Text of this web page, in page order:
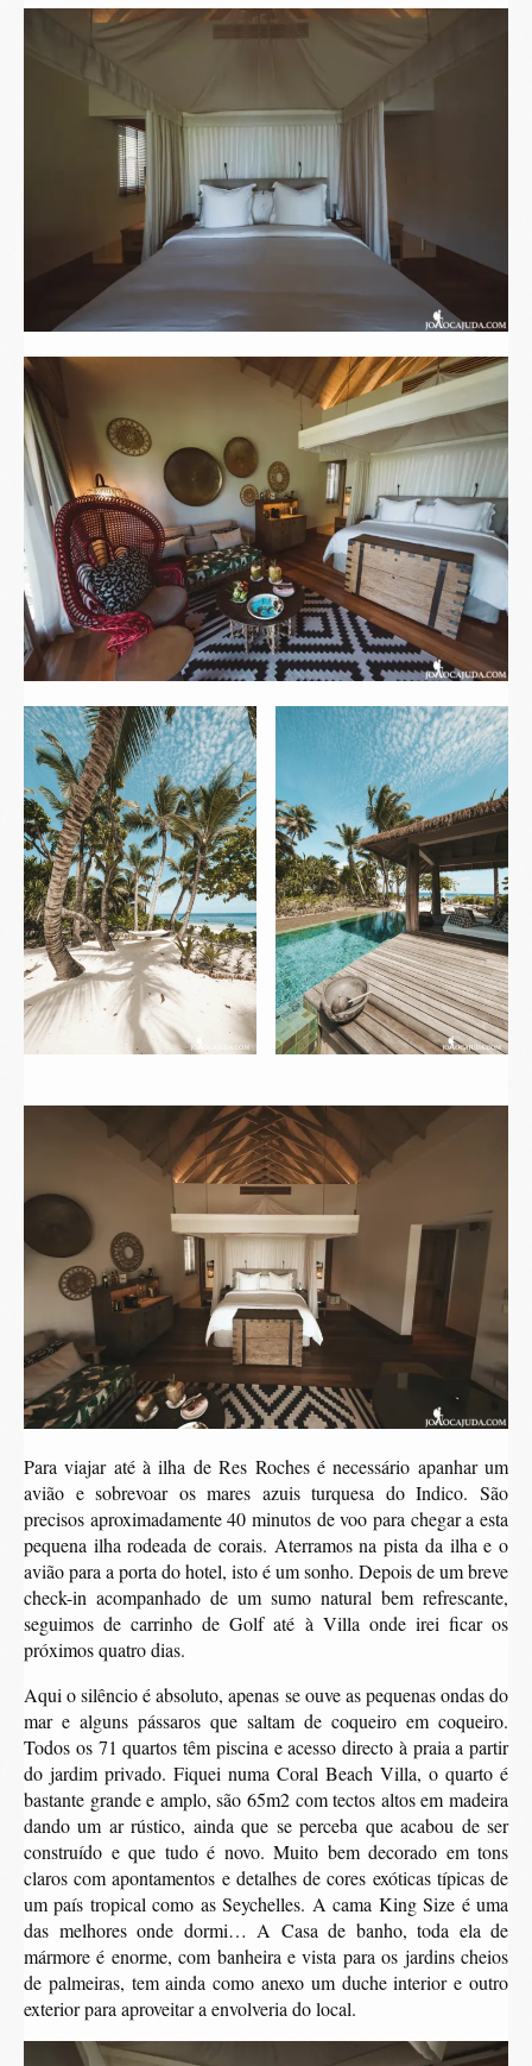
Para viajar até à ilha de Res Roches é necessário apanhar um
avião e sobrevoar os mares azuis turquesa do Indico. São
precisos aproximadamente 40 minutos de voo para chegar a esta
pequena ilha rodeada de corais. Aterramos na pista da ilha e o
avião para a porta do hotel, isto é um sonho. Depois de um breve
check-in acompanhado de um sumo natural bem refrescante,
seguimos de carrinho de Golf até à Villa onde irei ficar os
próximos quatro dias.
Aqui o silêncio é absoluto, apenas se ouve as pequenas ondas do
mar e alguns pássaros que saltam de coqueiro em coqueiro.
Todos os 71 quartos têm piscina e acesso directo à praia a partir
do jardim privado. Fiquei numa Coral Beach Villa, o quarto é
bastante grande e amplo, são 65m2 com tectos altos em madeira
dando um ar rústico, ainda que se perceba que acabou de ser
construído e que tudo é novo. Muito bem decorado em tons
claros com apontamentos e detalhes de cores exóticas típicas de
um país tropical como as Seychelles. A cama King Size é uma
das melhores onde dormi… A Casa de banho, toda ela de
mármore é enorme, com banheira e vista para os jardins cheios
de palmeiras, tem ainda como anexo um duche interior e outro
exterior para aproveitar a envolveria do local.